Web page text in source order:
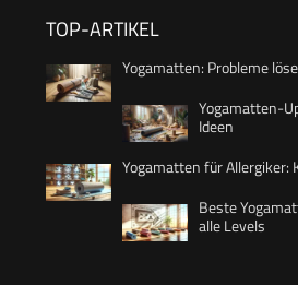
TOP-ARTIKEL
Yogamatten: Probleme
Yogamatten-
Ideen
Yogamatten für Allergiker:
Beste
alle Levels